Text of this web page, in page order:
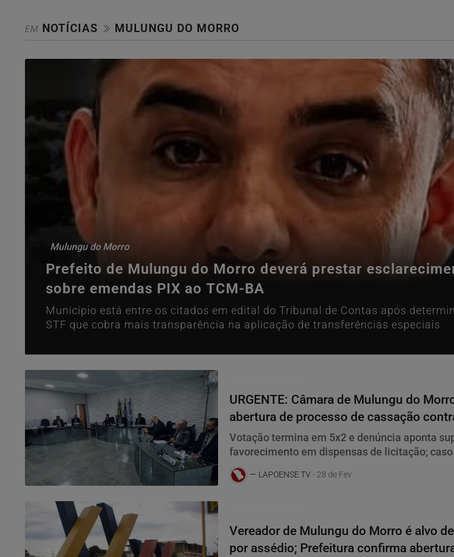
EM NOTÍCIAS MULUNGU DO MORRO
Mulungu do Morro
Prefeito de Mulungu do Morro deverá prestar
sobre emendas PIX ao TCM-BA
Município está entre os citados em edital do Tribunal de Contas após
STF que cobra mais transparência na aplicação de transferências especiais
URGENTE: Câmara de Mulungu do
abertura de processo de cassação
Acácio Teles
Votação termina em 5x2 e denúncia aponta
favorecimento em dispensas de licitação;
apuração
LAPOENSE TV- 28 de Fev
Vereador de Mulungu do Morro é alvo
por assédio; Prefeitura confirma